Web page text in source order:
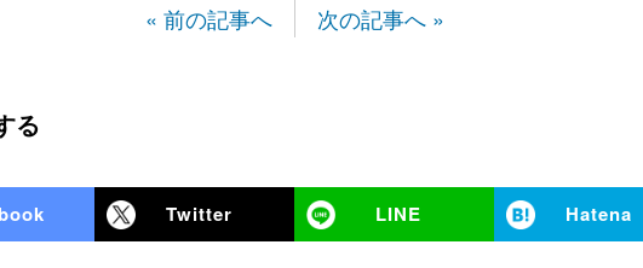
« 前の記事へ 次の記事へ »
る
Twitter LINE Hatena